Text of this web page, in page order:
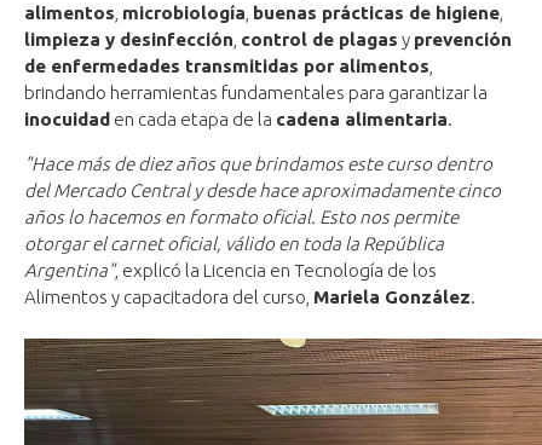
alimentos microbiología buenas prácticas de higiene
limpieza y desinfección control de plagas y prevención
de enfermedades transmitidas por alimentos
brindando herramientas fundamentales para garantizar la
inocuidad en cada etapa de la cadena alimentaria.
"Hace más de diez años que brindamos este curso dentro
del Mercado Central y desde hace aproximadamente cinco
años lo hacemos en formato oficial. Esto nos permite
otorgar el carnet oficial, válido en toda la República
Argentina", explicó la Licencia en Tecnología de los
Alimentos y capacitadora del curso, Mariela González.